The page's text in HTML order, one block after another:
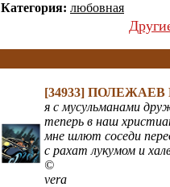
Категория: любовная
[34933] ПОЛЕЖАЕВ
я с мусульманами
теперь в наш
мне шлют соседи
с рахат лукумом и
©
vera